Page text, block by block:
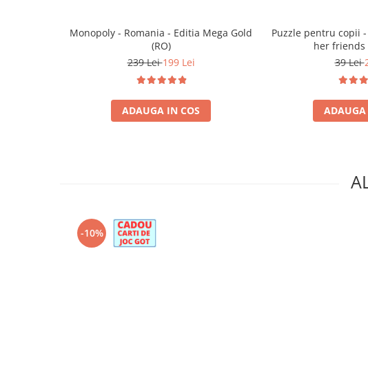
Monopoly - Romania - Editia Mega Gold
(RO)
239 Lei199 Lei
ADAUGA IN COS
Puzzle pentru copii
her friends
39 Lei
ADAUGA
-10%